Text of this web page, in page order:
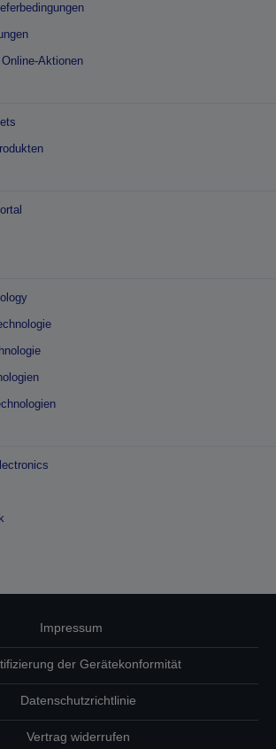
Aktionen
Impressum
der Gerätekonformität
Datenschutzrichtlinie
Vertrag widerrufen